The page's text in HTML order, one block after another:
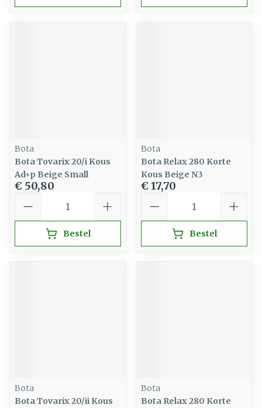
Bota
Bota Tovarix 20/i Kous
Ad+p Beige Small
€ 50,80
Bestel
Bota
Bota Relax 280 Korte
Kous Beige N3
€ 17,70
Bestel
Bota
Bota Tovarix 20/ii Kous
Bota
Bota Relax 280 Korte